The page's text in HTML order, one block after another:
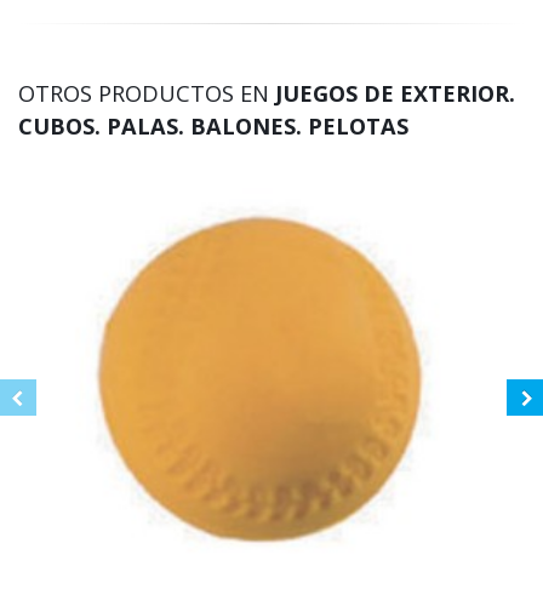
OTROS PRODUCTOS EN JUEGOS DE EXTERIOR.
CUBOS. PALAS. BALONES. PELOTAS